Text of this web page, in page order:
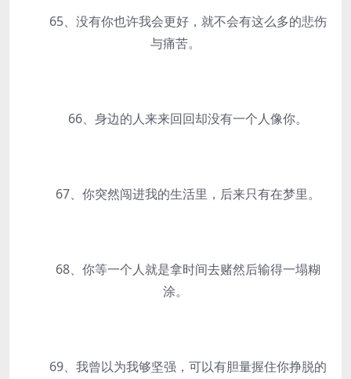
65、没有你也许我会更好，就不会有这么多的悲伤
与痛苦。
66、身边的人来来回回却没有一个人像你。
67、你突然闯进我的生活里，后来只有在梦里。
68、你等一个人就是拿时间去赌然后输得一塌糊
涂。
69、我曾以为我够坚强，可以有胆量握住你挣脱的